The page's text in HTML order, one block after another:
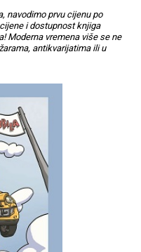
navodimo prvu cijenu po
i dostupnost knjiga
Moderna vremena više se ne
antikvarijatima ili u